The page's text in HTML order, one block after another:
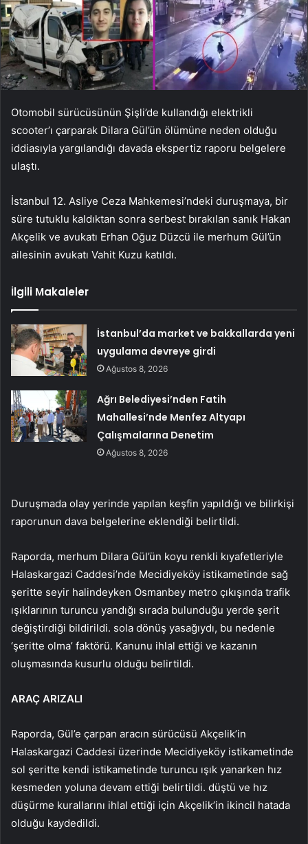
Otomobil sürücüsünün Şişli’de kullandığı elektrikli
scooter’ı çarparak Dilara Gül’ün ölümüne neden olduğu
iddiasıyla yargılandığı davada ekspertiz raporu belgelere
ulaştı.
İstanbul 12. Asliye Ceza Mahkemesi’ndeki duruşmaya, bir
süre tutuklu kaldıktan sonra serbest bırakılan sanık Hakan
Akçelik ve avukatı Erhan Oğuz Düzcü ile merhum Gül’ün
ailesinin avukatı Vahit Kuzu katıldı.
İlgili Makaleler
İstanbul’da market ve bakkallarda yeni
uygulama devreye girdi
Ağustos 8, 2026
Ağrı Belediyesi’nden Fatih
Mahallesi’nde Menfez Altyapı
Çalışmalarına Denetim
Ağustos 8, 2026
Duruşmada olay yerinde yapılan keşfin yapıldığı ve bilirkişi
raporunun dava belgelerine eklendiği belirtildi.
Raporda, merhum Dilara Gül’ün koyu renkli kıyafetleriyle
Halaskargazi Caddesi’nde Mecidiyeköy istikametinde sağ
şeritte seyir halindeyken Osmanbey metro çıkışında trafik
ışıklarının turuncu yandığı sırada bulunduğu yerde şerit
değiştirdiği bildirildi. sola dönüş yasağıydı, bu nedenle
‘şeritte olma’ faktörü. Kanunu ihlal ettiği ve kazanın
oluşmasında kusurlu olduğu belirtildi.
ARAÇ ARIZALI
Raporda, Gül’e çarpan aracın sürücüsü Akçelik’in
Halaskargazi Caddesi üzerinde Mecidiyeköy istikametinde
sol şeritte kendi istikametinde turuncu ışık yanarken hız
kesmeden yoluna devam ettiği belirtildi. düştü ve hız
düşürme kurallarını ihlal ettiği için Akçelik’in ikincil hatada
olduğu kaydedildi.